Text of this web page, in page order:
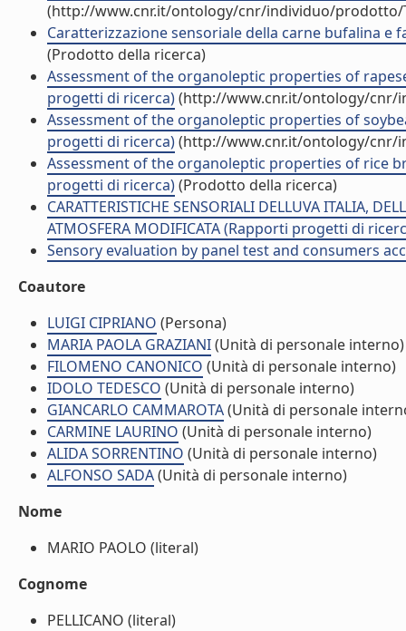
(http://www.cnr.it/ontology/cnr/individuo/prodotto/
Caratterizzazione sensoriale della carne bufalina
(Prodotto della ricerca)
Assessment of the organoleptic properties of
progetti di ricerca)(http://www.cnr.it/ontology/cnr/
Assessment of the organoleptic properties of
progetti di ricerca)(http://www.cnr.it/ontology/cnr/
Assessment of the organoleptic properties of rice
progetti di ricerca)(Prodotto della ricerca)
CARATTERISTICHE SENSORIALI DELLUVA ITALIA,
ATMOSFERA MODIFICATA (Rapporti progetti di
Sensory evaluation by panel test and consumers
Coautore
LUIGI CIPRIANO (Persona)
MARIA PAOLA GRAZIANI(Unità di personale interno)
FILOMENO CANONICO (Unità di personale interno)
IDOLO TEDESCO (Unità di personale interno)
GIANCARLO CAMMAROTA(Unità di personale
CARMINE LAURINO (Unità di personale interno)
ALIDA SORRENTINO (Unità di personale interno)
ALFONSO SADA(Unità di personale interno)
Nome
MARIO PAOLO (literal)
Cognome
PELLICANO (literal)